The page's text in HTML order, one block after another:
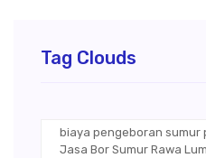
Tag Clouds
biaya pengeboran sumur
Jasa Bor Sumur Rawa